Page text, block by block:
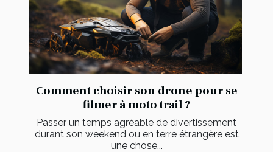
Comment choisir son drone pour se
filmer à moto trail ?
Passer un temps agréable de divertissement
durant son weekend ou en terre étrangère est
une chose...